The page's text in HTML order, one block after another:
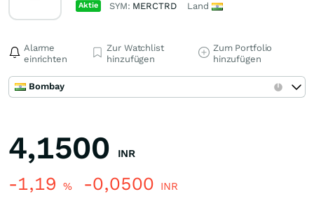
Aktie SYM: MERCTRD Land
Alarme
einrichten
Zur Watchlist
hinzufügen
Zum Portfolio
hinzufügen
Bombay
4,1500 INR
-1,19 % -0,0500 INR